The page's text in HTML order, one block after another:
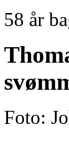
58 år
Foto: